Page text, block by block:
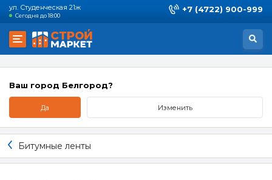
ул. Студенческая 21ж
Сегодня до 18:00
+7 (4722) 900-999
Ваш город Белгород?
Да Изменить
Битумные ленты